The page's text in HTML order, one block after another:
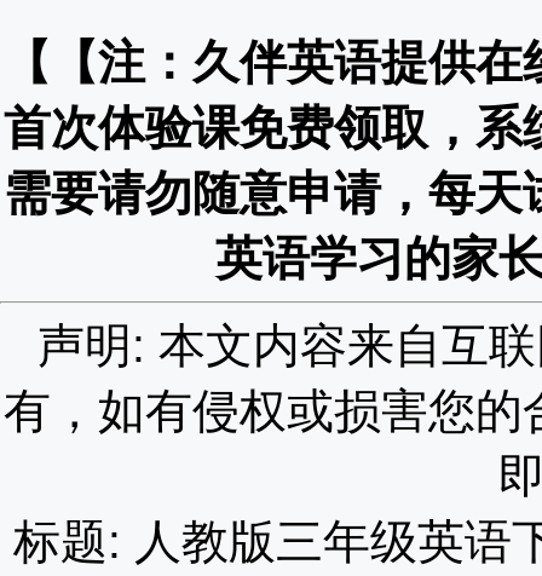
【【注：久伴英语提供
首次体验课免费领取，
需要请勿随意申请，每
英语学习的家
声明: 本文内容来自互
有，如有侵权或损害您
标题: 人教版三年级英语